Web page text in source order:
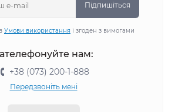
Підпишіться
Умови використання і згоден з вимогами
нам:
+38 (073) 200-1-888
Передзвоніть мені